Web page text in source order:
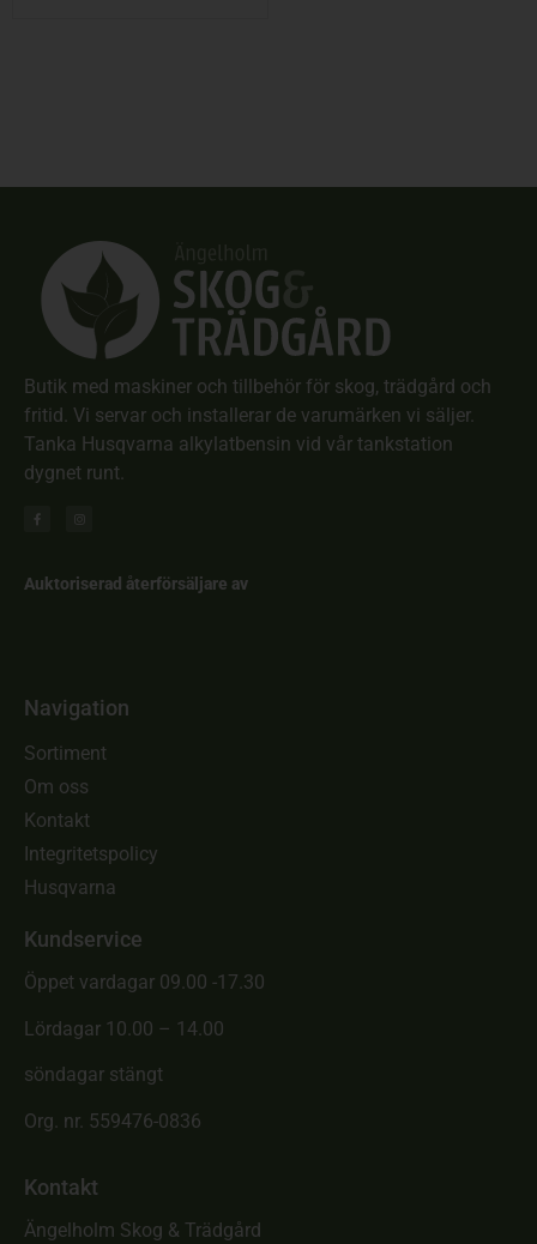
Butik med maskiner och tillbehör för skog, trädgård och
fritid. Vi servar och installerar de varumärken vi säljer.
Tanka Husqvarna alkylatbensin vid vår tankstation
dygnet runt.
Auktoriserad återförsäljare av
Navigation
Sortiment
Om oss
Kontakt
Integritetspolicy
Husqvarna
Kundservice
Öppet vardagar 09.00 -17.30
Lördagar 10.00 – 14.00
söndagar stängt
Org. nr. 559476-0836
Kontakt
Ängelholm Skog & Trädgård